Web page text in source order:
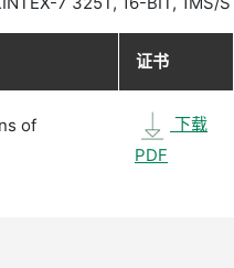
证书
of
下载
PDF